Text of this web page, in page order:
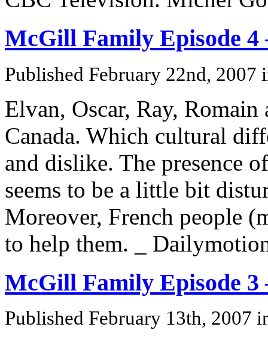
McGill Family Episode 4
Published February 22nd, 2007
Elvan, Oscar, Ray,
Canada. Which cultural
and dislike. The presence
seems to be a little bit
Moreover, French people
to help them. _
McGill Family Episode 3
Published February 13th, 2007